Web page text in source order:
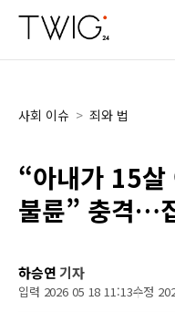
사회 이슈 > 죄와 법
“아내가 15살
불륜” 충격…
하승연기자
입력 2026 05 18 11:13수정